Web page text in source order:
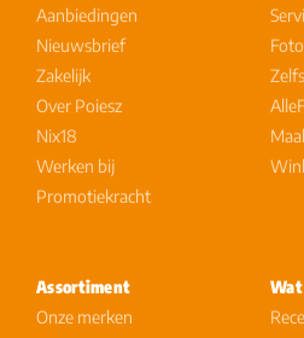
Aanbiedingen
Nieuwsbrief
Zakelijk
Over Poiesz
Nix18
Werken bij
Promotiekracht
Assortiment
Onze merken